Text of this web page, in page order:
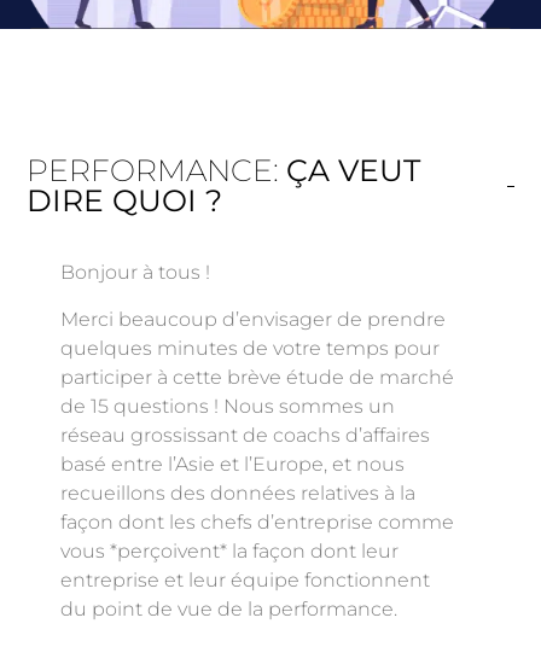
PERFORMANCE: ÇA VEUT
DIRE QUOI ?
Bonjour à tous !
Merci beaucoup d’envisager de prendre
quelques minutes de votre temps pour
participer à cette brève étude de marché
de 15 questions ! Nous sommes un
réseau grossissant de coachs d’affaires
basé entre l’Asie et l’Europe, et nous
recueillons des données relatives à la
façon dont les chefs d’entreprise comme
vous *perçoivent* la façon dont leur
entreprise et leur équipe fonctionnent
du point de vue de la performance.